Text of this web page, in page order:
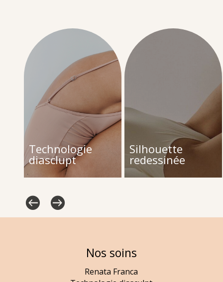
$
Technologie
diasclupt
Silhouette
redessinée
Nos soins
Renata Franca